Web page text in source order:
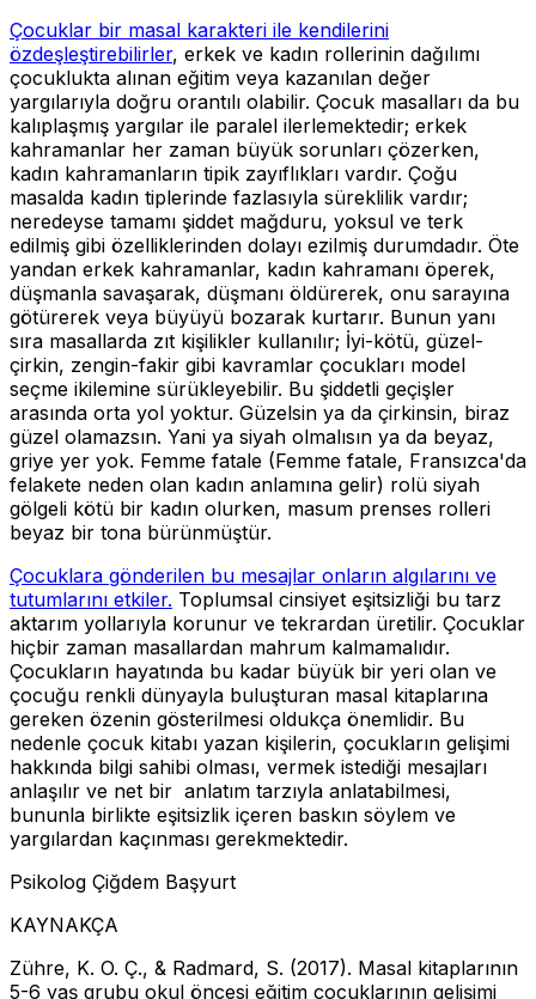
Çocuklar bir masal karakteri ile kendilerini
özdeşleştirebilirler, erkek ve kadın rollerinin dağılımı
çocuklukta alınan eğitim veya kazanılan değer
yargılarıyla doğru orantılı olabilir. Çocuk masalları da bu
kalıplaşmış yargılar ile paralel ilerlemektedir; erkek
kahramanlar her zaman büyük sorunları çözerken,
kadın kahramanların tipik zayıflıkları vardır. Çoğu
masalda kadın tiplerinde fazlasıyla süreklilik vardır;
neredeyse tamamı şiddet mağduru, yoksul ve terk
edilmiş gibi özelliklerinden dolayı ezilmiş durumdadır. Öte
yandan erkek kahramanlar, kadın kahramanı öperek,
düşmanla savaşarak, düşmanı öldürerek, onu sarayına
götürerek veya büyüyü bozarak kurtarır. Bunun yanı
sıra masallarda zıt kişilikler kullanılır; İyi-kötü, güzel-
çirkin, zengin-fakir gibi kavramlar çocukları model
seçme ikilemine sürükleyebilir. Bu şiddetli geçişler
arasında orta yol yoktur. Güzelsin ya da çirkinsin, biraz
güzel olamazsın. Yani ya siyah olmalısın ya da beyaz,
griye yer yok. Femme fatale (Femme fatale, Fransızca'da
felakete neden olan kadın anlamına gelir) rolü siyah
gölgeli kötü bir kadın olurken, masum prenses rolleri
beyaz bir tona bürünmüştür.
Çocuklara gönderilen bu mesajlar onların algılarını ve
tutumlarını etkiler. Toplumsal cinsiyet eşitsizliği bu tarz
aktarım yollarıyla korunur ve tekrardan üretilir. Çocuklar
hiçbir zaman masallardan mahrum kalmamalıdır.
Çocukların hayatında bu kadar büyük bir yeri olan ve
çocuğu renkli dünyayla buluşturan masal kitaplarına
gereken özenin gösterilmesi oldukça önemlidir. Bu
nedenle çocuk kitabı yazan kişilerin, çocukların gelişimi
hakkında bilgi sahibi olması, vermek istediği mesajları
anlaşılır ve net bir anlatım tarzıyla anlatabilmesi,
bununla birlikte eşitsizlik içeren baskın söylem ve
yargılardan kaçınması gerekmektedir.
Psikolog Çiğdem Başyurt
KAYNAKÇA
Zühre, K. O. Ç., & Radmard, S. (2017). Masal kitaplarının
5-6 yaş grubu okul öncesi eğitim çocuklarının gelişimi